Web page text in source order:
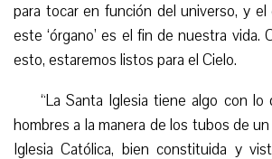
para tocar en función del universo, y
este ‘órgano’ es el fin de nuestra vida.
esto, estaremos listos para el Cielo.
“La Santa Iglesia tiene algo con lo
hombres a la manera de los tubos de
Iglesia Católica, bien constituida y